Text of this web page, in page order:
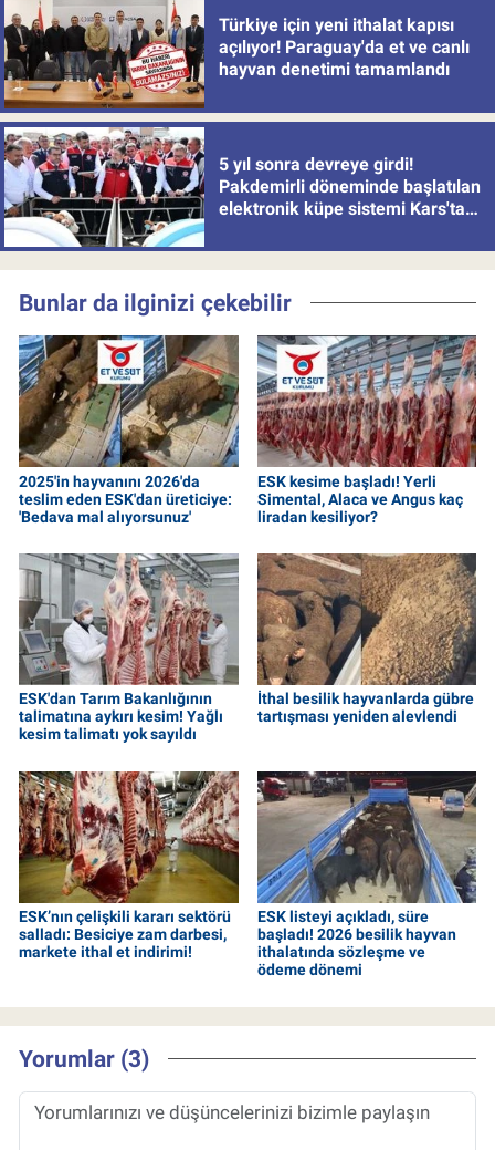
Türkiye için yeni ithalat kapısı
açılıyor! Paraguay'da et ve canlı
hayvan denetimi tamamlandı
5 yıl sonra devreye girdi!
Pakdemirli döneminde başlatılan
elektronik küpe sistemi Kars'tan
Bunlar da ilginizi çekebilir
2025'in hayvanını 2026'da
teslim eden ESK'dan üreticiye:
'Bedava mal alıyorsunuz'
ESK kesime başladı! Yerli
Simental, Alaca ve Angus kaç
liradan kesiliyor?
ESK'dan Tarım Bakanlığının
talimatına aykırı kesim! Yağlı
kesim talimatı yok sayıldı
İthal besilik hayvanlarda gübre
tartışması yeniden alevlendi
ESK’nın çelişkili kararı sektörü
salladı: Besiciye zam darbesi,
markete ithal et indirimi!
ESK listeyi açıkladı, süre
başladı! 2026 besilik hayvan
ithalatında sözleşme ve
ödeme dönemi
Yorumlar (3)